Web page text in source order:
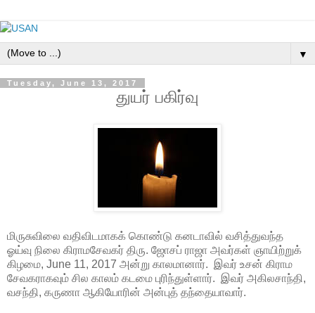
▼
Tuesday, June 13, 2017
துயர் பகிர்வு
மிருசுவிலை வதிவிடமாகக் கொண்டு கனடாவில் வசித்துவந்த
ஓய்வு நிலை கிராமசேவகர் திரு. ஜோசப் ராஜா அவர்கள் ஞாயிற்றுக்
கிழமை, June 11, 2017 அன்று காலமானார். இவர் உசன் கிராம
சேவகராகவும் சில காலம் கடமை புரிந்துள்ளார். இவர் அகிலசாந்தி,
வசந்தி, கருணா ஆகியோரின் அன்புத் தந்தையாவார்.